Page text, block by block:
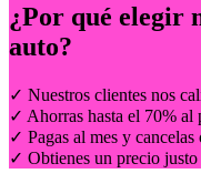
¿Por qué elegir
auto?
✓ Nuestros clientes nos
✓ Ahorras hasta el 70% al
✓ Pagas al mes y cancelas
✓ Obtienes un precio